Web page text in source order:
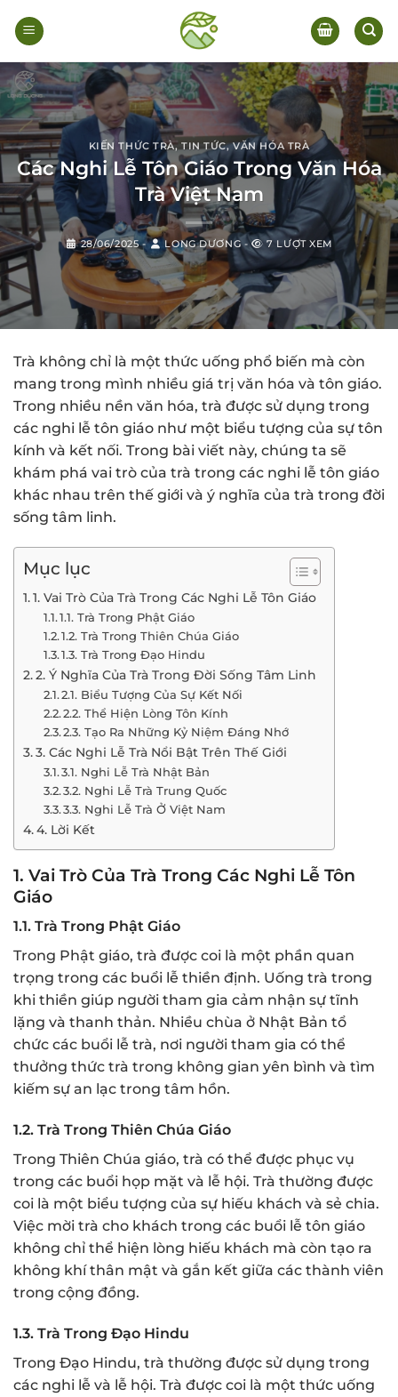
qua
dung
KIẾN THỨC TRÀ,TIN TỨC,VĂN HÓA TRÀ
Các Nghi Lễ Tôn Giáo Trong Văn Hóa
Trà Việt Nam
28/06/2025- LONG DƯƠNG- 7 LƯỢT XEM
Trà không chỉ là một thức uống phổ biến mà còn
mang trong mình nhiều giá trị văn hóa và tôn giáo.
Trong nhiều nền văn hóa, trà được sử dụng trong
các nghi lễ tôn giáo như một biểu tượng của sự tôn
kính và kết nối. Trong bài viết này, chúng ta sẽ
khám phá vai trò của trà trong các nghi lễ tôn giáo
khác nhau trên thế giới và ý nghĩa của trà trong đời
sống tâm linh.
Mục lục
1. Vai Trò Của Trà Trong Các Nghi Lễ Tôn Giáo
1.1. Trà Trong Phật Giáo
1.2. Trà Trong Thiên Chúa Giáo
1.3. Trà Trong Đạo Hindu
2. Ý Nghĩa Của Trà Trong Đời Sống Tâm Linh
2.1. Biểu Tượng Của Sự Kết Nối
2.2. Thể Hiện Lòng Tôn Kính
2.3. Tạo Ra Những Kỷ Niệm Đáng Nhớ
3. Các Nghi Lễ Trà Nổi Bật Trên Thế Giới
3.1. Nghi Lễ Trà Nhật Bản
3.2. Nghi Lễ Trà Trung Quốc
3.3. Nghi Lễ Trà Ở Việt Nam
4. Lời Kết
1. Vai Trò Của Trà Trong Các Nghi Lễ Tôn
Giáo
1.1. Trà Trong Phật Giáo
Trong Phật giáo, trà được coi là một phần quan
trọng trong các buổi lễ thiền định. Uống trà trong
khi thiền giúp người tham gia cảm nhận sự tĩnh
lặng và thanh thản. Nhiều chùa ở Nhật Bản tổ
chức các buổi lễ trà, nơi người tham gia có thể
thưởng thức trà trong không gian yên bình và tìm
kiếm sự an lạc trong tâm hồn.
1.2. Trà Trong Thiên Chúa Giáo
Trong Thiên Chúa giáo, trà có thể được phục vụ
trong các buổi họp mặt và lễ hội. Trà thường được
coi là một biểu tượng của sự hiếu khách và sẻ chia.
Việc mời trà cho khách trong các buổi lễ tôn giáo
không chỉ thể hiện lòng hiếu khách mà còn tạo ra
không khí thân mật và gắn kết giữa các thành viên
trong cộng đồng.
1.3. Trà Trong Đạo Hindu
Trong Đạo Hindu, trà thường được sử dụng trong
các nghi lễ và lễ hội. Trà được coi là một thức uống